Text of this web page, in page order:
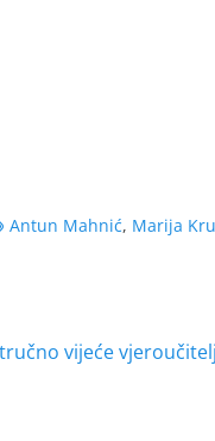
Antun Mahnić, Marija
vijeće